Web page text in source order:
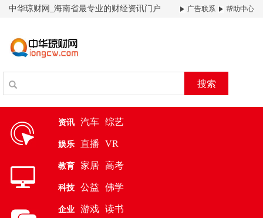
中华琼财网_海南省最专业的财经资讯门户 广告联系 帮助中心
搜索
资讯 汽车 综艺
娱乐 直播 VR
教育 家居 高考
科技 公益 佛学
企业 游戏 读书